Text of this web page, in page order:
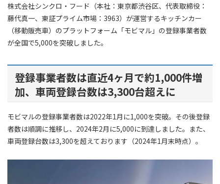
株式会社シンクロ・フード（本社：東京都渋谷区、代表取締役：
藤代真一、東証プライム市場：3963）が運営するキッチンカー
（移動販売車）のプラットフォーム「モビマル」の登録事業者数
が全国で5,000を突破しました。
登録事業者数は直近4ヶ月で約1,000件増
加、車両登録台数は3,300台超えに
モビマルの登録事業者数は2022年1月に1,000を突破。その後登録
者数は順調に推移し、2024年2月に5,000に到達しました。また、
車両登録台数は3,300を超えております（2024年1月末時点）。